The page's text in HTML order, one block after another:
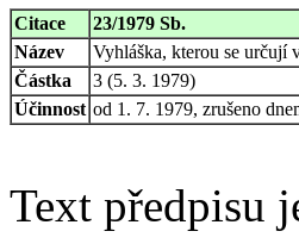
Citace
23/1979 Sb.
Název
Vyhláška, kterou se určují
Částka
3 (5. 3. 1979)
Účinnost od 1. 7. 1979, zrušeno
Text předpisu